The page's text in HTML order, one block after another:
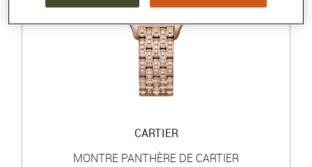
CARTIER
MONTRE PANTHÈRE DE CARTIER